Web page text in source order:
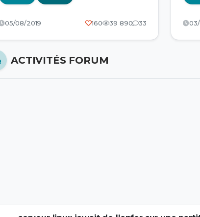
05/08/2019 160 39 890 33
ACTIVITÉS FORUM